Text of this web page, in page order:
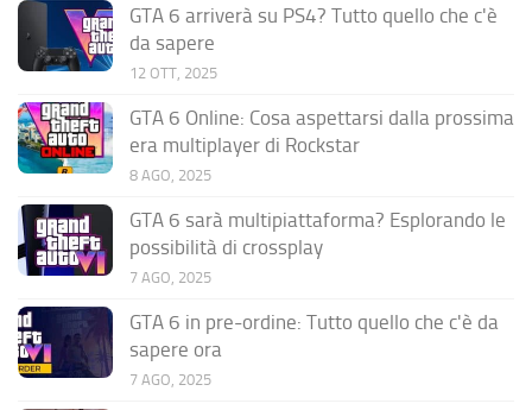
GTA 6 arriverà su PS4? Tutto quello che c'è
da sapere
12 OTT, 2025
GTA 6 Online: Cosa aspettarsi dalla prossima
era multiplayer di Rockstar
8 AGO, 2025
GTA 6 sarà multipiattaforma? Esplorando le
possibilità di crossplay
7 AGO, 2025
GTA 6 in pre-ordine: Tutto quello che c'è da
sapere ora
7 AGO, 2025